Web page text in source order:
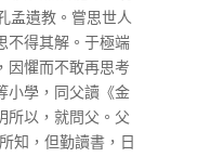
孟遺教。嘗思世人
不得其解。于極端
因懼而不敢再思考
小學，同父讀《金
所以，就問父。父
知，但勤讀書，日